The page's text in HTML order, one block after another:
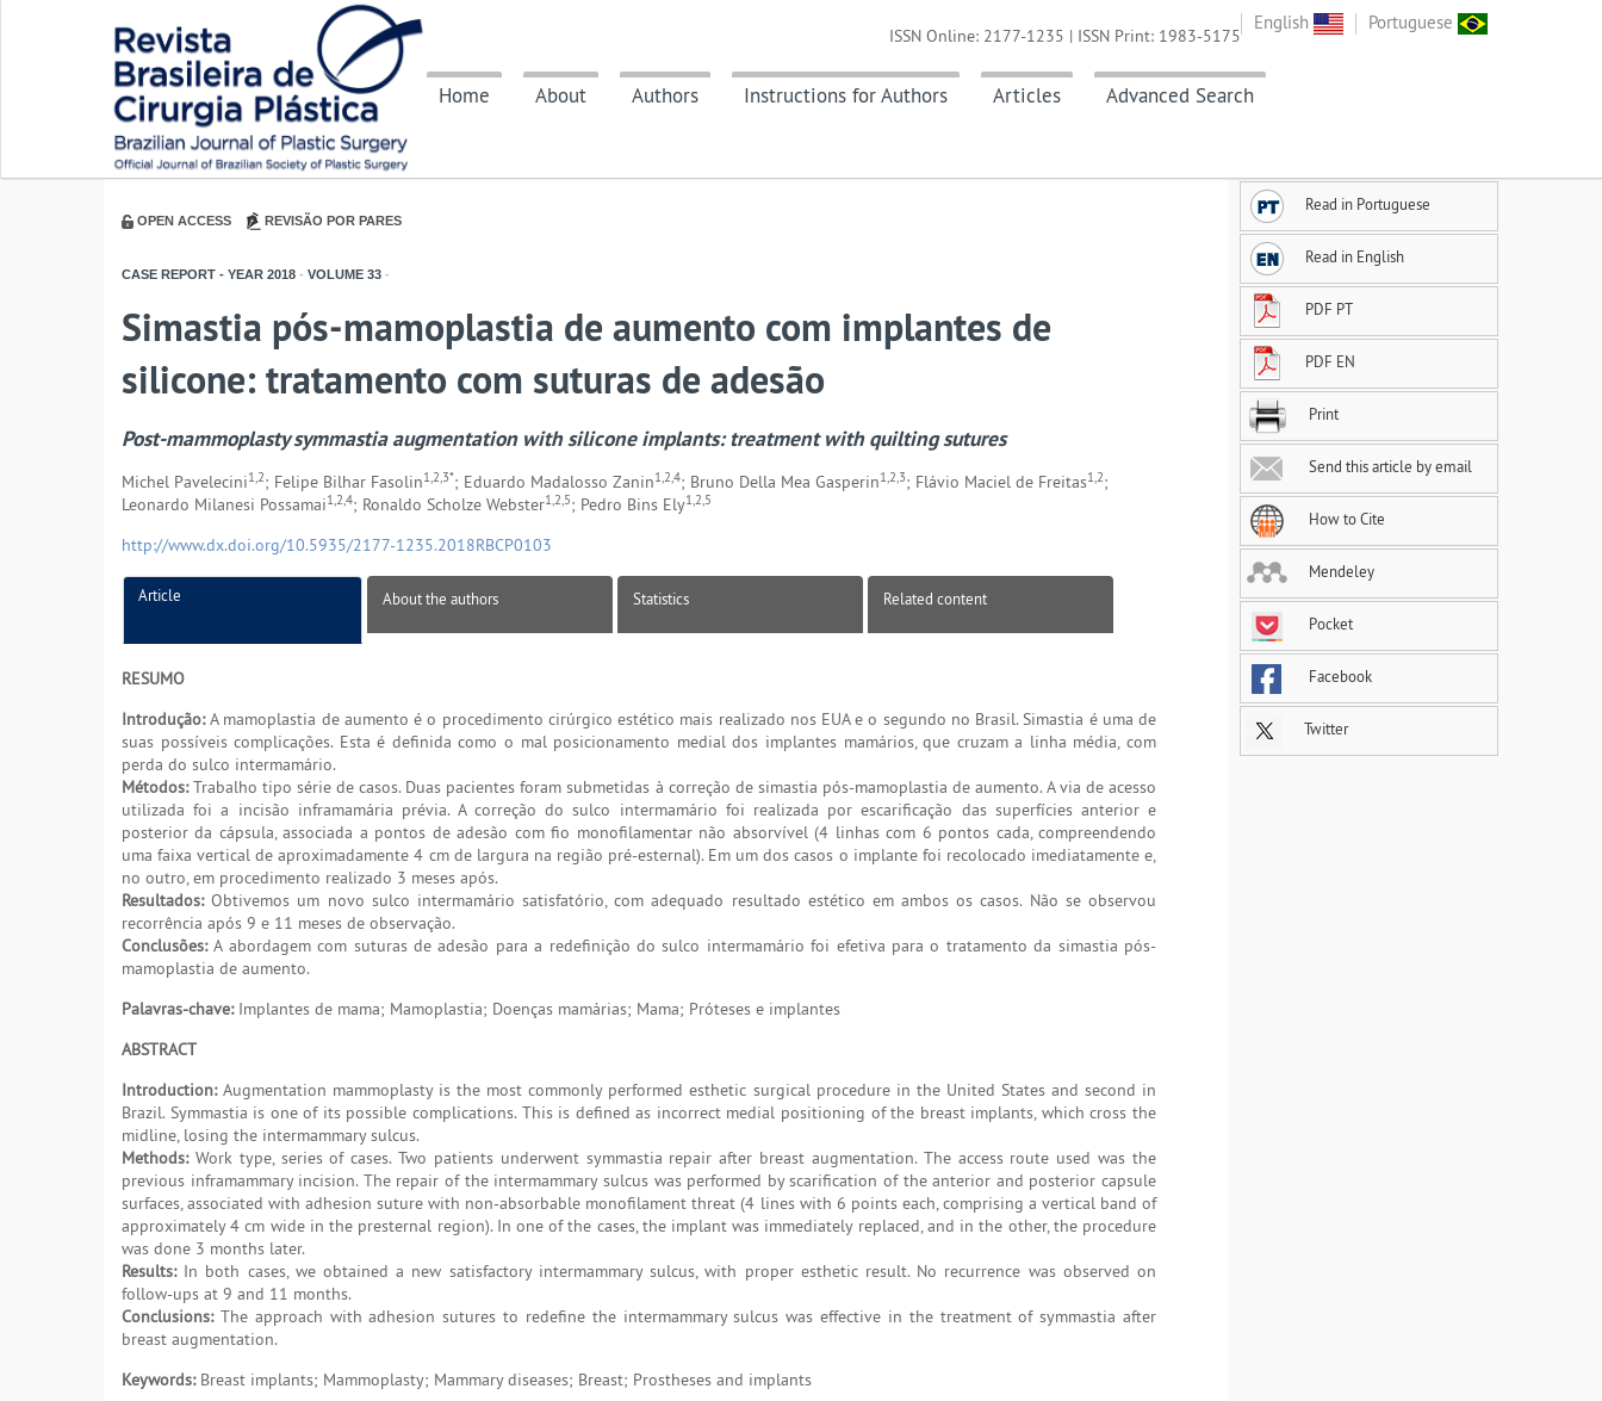
English Portuguese
Home About Authors Instructions for Authors Articles Advanced Search
ISSN Online: 2177-1235 | ISSN Print: 1983-5175
OPEN ACCESS REVISÃO POR PARES
CASE REPORT - YEAR 2018 - VOLUME 33 -
Simastia pós-mamoplastia de aumento com implantes de
silicone: tratamento com suturas de adesão
Post-mammoplasty symmastia augmentation with silicone implants: treatment with quilting sutures
Michel Pavelecini1,2; Felipe Bilhar Fasolin1,2,3*; Eduardo Madalosso Zanin1,2,4; Bruno Della Mea Gasperin1,2,3; Flávio Maciel de Freitas1,2;
Leonardo Milanesi Possamai1,2,4; Ronaldo Scholze Webster1,2,5; Pedro Bins Ely1,2,5
http://www.dx.doi.org/10.5935/2177-1235.2018RBCP0103
Article About the authors Statistics Related content
RESUMO
Introdução:A mamoplastia de aumento é o procedimento cirúrgico estético mais realizado nos EUA e o segundo no Brasil. Simastia é uma de
suas possíveis complicações. Esta é definida como o mal posicionamento medial dos implantes mamários, que cruzam a linha média, com
perda do sulco intermamário.
Métodos:Trabalho tipo série de casos. Duas pacientes foram submetidas à correção de simastia pós-mamoplastia de aumento. A via de acesso
utilizada foi a incisão inframamária prévia. A correção do sulco intermamário foi realizada por escarificação das superfícies anterior e
posterior da cápsula, associada a pontos de adesão com fio monofilamentar não absorvível (4 linhas com 6 pontos cada, compreendendo
uma faixa vertical de aproximadamente 4 cm de largura na região pré-esternal). Em um dos casos o implante foi recolocado imediatamente e,
no outro, em procedimento realizado 3 meses após.
Resultados:Obtivemos um novo sulco intermamário satisfatório, com adequado resultado estético em ambos os casos. Não se observou
recorrência após 9 e 11 meses de observação.
Conclusões:A abordagem com suturas de adesão para a redefinição do sulco intermamário foi efetiva para o tratamento da simastia pós-
mamoplastia de aumento.
Palavras-chave:Implantes de mama; Mamoplastia; Doenças mamárias; Mama; Próteses e implantes
ABSTRACT
Introduction:Augmentation mammoplasty is the most commonly performed esthetic surgical procedure in the United States and second in
Brazil. Symmastia is one of its possible complications. This is defined as incorrect medial positioning of the breast implants, which cross the
midline, losing the intermammary sulcus.
Methods:Work type, series of cases. Two patients underwent symmastia repair after breast augmentation. The access route used was the
previous inframammary incision. The repair of the intermammary sulcus was performed by scarification of the anterior and posterior capsule
surfaces, associated with adhesion suture with non-absorbable monofilament threat (4 lines with 6 points each, comprising a vertical band of
approximately 4 cm wide in the presternal region). In one of the cases, the implant was immediately replaced, and in the other, the procedure
was done 3 months later.
Results:In both cases, we obtained a new satisfactory intermammary sulcus, with proper esthetic result. No recurrence was observed on
follow-ups at 9 and 11 months.
Conclusions:The approach with adhesion sutures to redefine the intermammary sulcus was effective in the treatment of symmastia after
breast augmentation.
Keywords:Breast implants; Mammoplasty; Mammary diseases; Breast; Prostheses and implants
Read in Portuguese
Read in English
PDF PT
PDF EN
Print
Send this article by email
How to Cite
Mendeley
Pocket
Facebook
Twitter